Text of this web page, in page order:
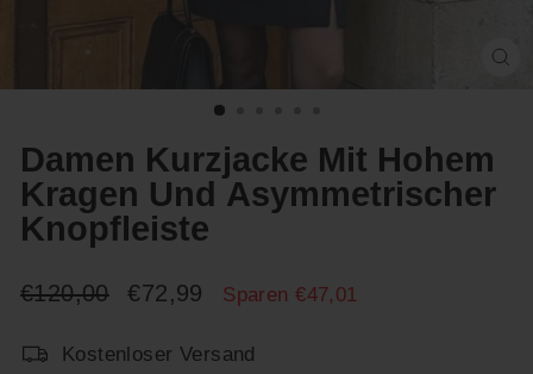
Damen Kurzjacke Mit Hohem
Kragen Und Asymmetrischer
Knopfleiste
Normaler
€120,00 Sonderpreis
€72,99 Sparen €47,01
Kostenloser Versand